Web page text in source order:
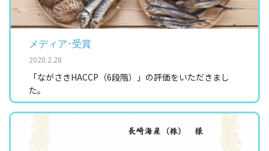
メディア･受賞
2020.2.28
「ながさきHACCP（6段階）」の評価をいただきまし
た。